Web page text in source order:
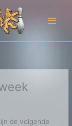
de volgende